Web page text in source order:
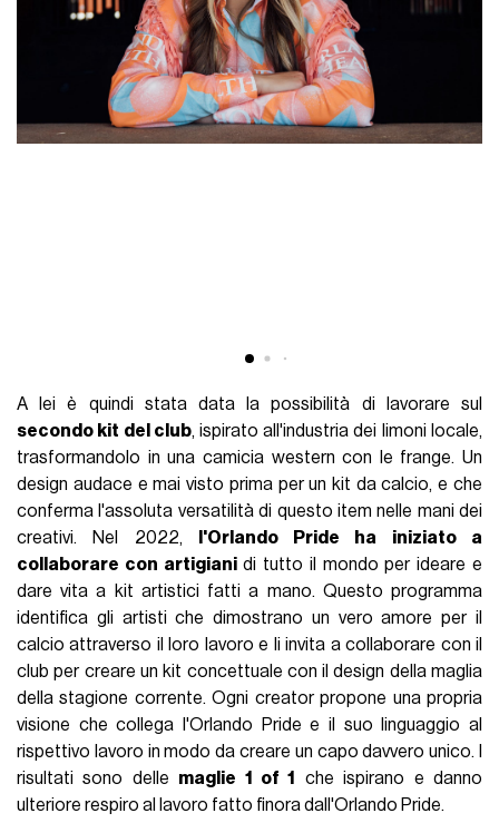
A lei è quindi stata data la possibilità di lavorare sul
secondo kit del club, ispirato all'industria dei limoni locale,
trasformandolo in una camicia western con le frange. Un
design audace e mai visto prima per un kit da calcio, e che
conferma l'assoluta versatilità di questo item nelle mani dei
creativi. Nel 2022,
l'Orlando Pride ha iniziato a
collaborare con artigianidi tutto il mondo per ideare e
dare vita a kit artistici fatti a mano. Questo programma
identifica gli artisti che dimostrano un vero amore per il
calcio attraverso il loro lavoro e li invita a collaborare con il
club per creare un kit concettuale con il design della maglia
della stagione corrente. Ogni creator propone una propria
visione che collega l'Orlando Pride e il suo linguaggio al
rispettivo lavoro in modo da creare un capo davvero unico. I
risultati sono delle maglie 1 of 1
che ispirano e danno
ulteriore respiro al lavoro fatto finora dall'Orlando Pride.